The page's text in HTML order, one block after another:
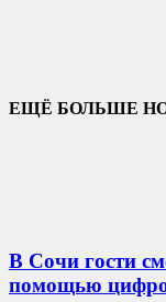
ЕЩЁ БОЛЬШЕ
В Сочи гости
помощью